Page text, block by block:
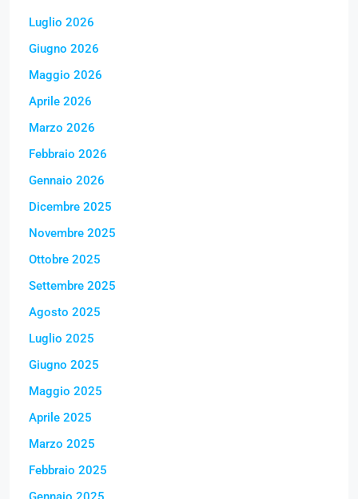
Luglio 2026
Giugno 2026
Maggio 2026
Aprile 2026
Marzo 2026
Febbraio 2026
Gennaio 2026
Dicembre 2025
Novembre 2025
Ottobre 2025
Settembre 2025
Agosto 2025
Luglio 2025
Giugno 2025
Maggio 2025
Aprile 2025
Marzo 2025
Febbraio 2025